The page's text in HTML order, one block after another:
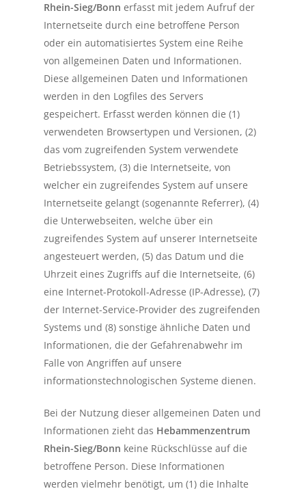
Rhein-Sieg/Bonn erfasst mit jedem Aufruf der
Internetseite durch eine betroffene Person
oder ein automatisiertes System eine Reihe
von allgemeinen Daten und Informationen.
Diese allgemeinen Daten und Informationen
werden in den Logfiles des Servers
gespeichert. Erfasst werden können die (1)
verwendeten Browsertypen und Versionen, (2)
das vom zugreifenden System verwendete
Betriebssystem, (3) die Internetseite, von
welcher ein zugreifendes System auf unsere
Internetseite gelangt (sogenannte Referrer), (4)
die Unterwebseiten, welche über ein
zugreifendes System auf unserer Internetseite
angesteuert werden, (5) das Datum und die
Uhrzeit eines Zugriffs auf die Internetseite, (6)
eine Internet-Protokoll-Adresse (IP-Adresse), (7)
der Internet-Service-Provider des zugreifenden
Systems und (8) sonstige ähnliche Daten und
Informationen, die der Gefahrenabwehr im
Falle von Angriffen auf unsere
informationstechnologischen Systeme dienen.
Bei der Nutzung dieser allgemeinen Daten und
Informationen zieht das Hebammenzentrum
Rhein-Sieg/Bonn keine Rückschlüsse auf die
betroffene Person. Diese Informationen
werden vielmehr benötigt, um (1) die Inhalte